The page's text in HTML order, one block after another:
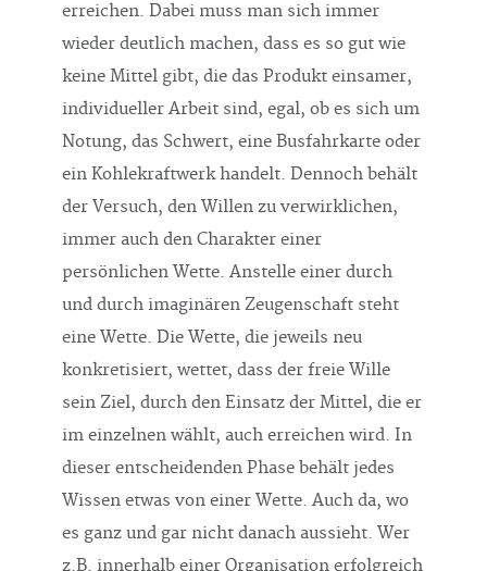
erreichen. Dabei muss man sich immer
wieder deutlich machen, dass es so gut wie
keine Mittel gibt, die das Produkt einsamer,
individueller Arbeit sind, egal, ob es sich um
Notung, das Schwert, eine Busfahrkarte oder
ein Kohlekraftwerk handelt. Dennoch behält
der Versuch, den Willen zu verwirklichen,
immer auch den Charakter einer
persönlichen Wette. Anstelle einer durch
und durch imaginären Zeugenschaft steht
eine Wette. Die Wette, die jeweils neu
konkretisiert, wettet, dass der freie Wille
sein Ziel, durch den Einsatz der Mittel, die er
im einzelnen wählt, auch erreichen wird. In
dieser entscheidenden Phase behält jedes
Wissen etwas von einer Wette. Auch da, wo
es ganz und gar nicht danach aussieht. Wer
z.B. innerhalb einer Organisation erfolgreich